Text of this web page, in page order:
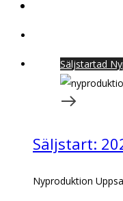
Säljstartad
Säljstart:
Nyproduktion